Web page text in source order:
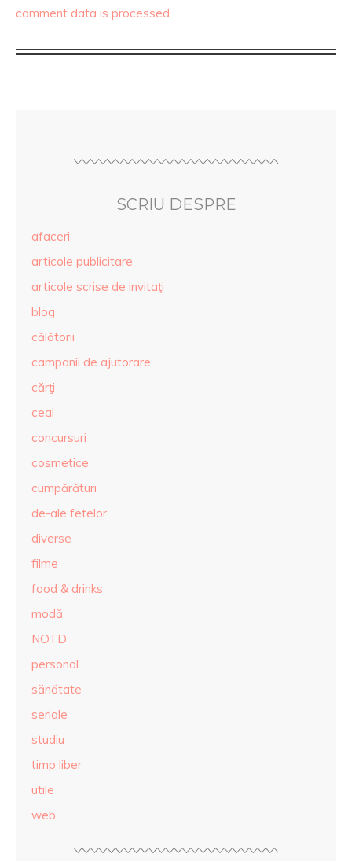
comment data is processed.
SCRIU DESPRE
afaceri
articole publicitare
articole scrise de invitaţi
blog
călătorii
campanii de ajutorare
cărţi
ceai
concursuri
cosmetice
cumpărături
de-ale fetelor
diverse
filme
food & drinks
modă
NOTD
personal
sănătate
seriale
studiu
timp liber
utile
web